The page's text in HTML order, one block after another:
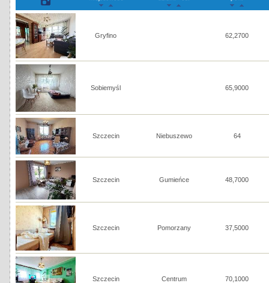
Gryfino 62,2700
Sobiemyśl 65,9000
Szczecin Niebuszewo 64
Szczecin Gumieńce 48,7000
Szczecin Pomorzany 37,5000
Szczecin Centrum 70,1000